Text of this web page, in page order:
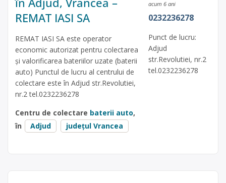
REMAT IASI SA
REMAT IASI SA este operator
economic autorizat pentru colectarea
și valorificarea bateriilor uzate (baterii
auto) Punctul de lucru al centrului de
colectare este în Adjud str.Revolutiei,
nr.2 tel.0232236278
Centru de colectare baterii auto,
în
Adjud județul Vrancea
acum 6 ani
0232236278
Punct de lucru:
Adjud
str.Revolutiei, nr.2
tel.0232236278